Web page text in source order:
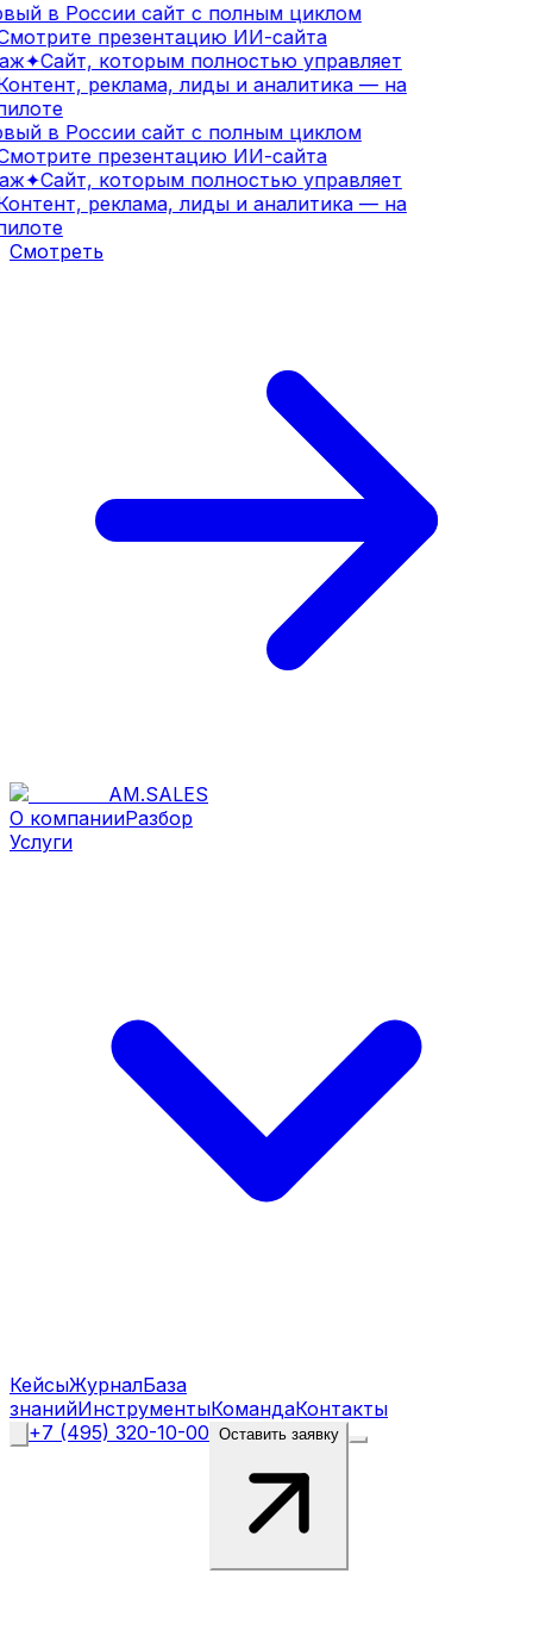
в России сайт с полным циклом
презентацию ИИ-сайта
✦Сайт, которым полностью управляет
реклама, лиды и аналитика — на
в России сайт с полным циклом
презентацию ИИ-сайта
✦Сайт, которым полностью управляет
реклама, лиды и аналитика — на
Смотреть
AM.SALES
О компанииРазбор
Услуги
КейсыЖурналБаза
знанийИнструментыКомандаКонтакты
+7 (495) 320-10-00 Оставить заявку